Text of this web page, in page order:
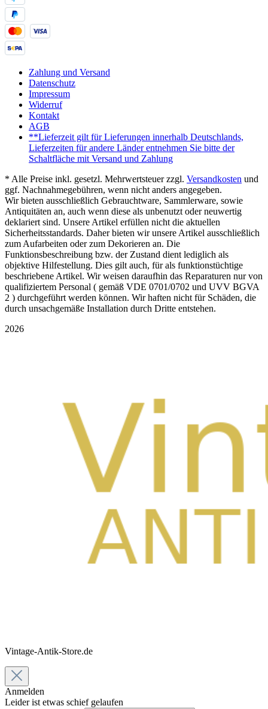
Zahlung und Versand
Datenschutz
Impressum
Widerruf
Kontakt
AGB
**Lieferzeit gilt für Lieferungen innerhalb Deutschlands,
Lieferzeiten für andere Länder entnehmen Sie bitte der
Schaltfläche mit Versand und Zahlung
* Alle Preise inkl. gesetzl. Mehrwertsteuer zzgl. Versandkosten und
ggf. Nachnahmegebühren, wenn nicht anders angegeben.
Wir bieten ausschließlich Gebrauchtware, Sammlerware, sowie
Antiquitäten an, auch wenn diese als unbenutzt oder neuwertig
deklariert sind. Unsere Artikel erfüllen nicht die aktuellen
Sicherheitsstandards. Daher bieten wir unsere Artikel ausschließlich
zum Aufarbeiten oder zum Dekorieren an. Die
Funktionsbeschreibung bzw. der Zustand dient lediglich als
objektive Hilfestellung. Dies gilt auch, für als funktionstüchtige
beschriebene Artikel. Wir weisen daraufhin das Reparaturen nur von
qualifiziertem Personal ( gemäß VDE 0701/0702 und UVV BGVA
2 ) durchgeführt werden können. Wir haften nicht für Schäden, die
durch unsachgemäße Installation durch Dritte entstehen.
2026
Vintage-Antik-Store.de
Anmelden
Leider ist etwas schief gelaufen